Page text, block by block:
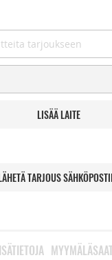
LISÄÄ LAITE
TARJOUS